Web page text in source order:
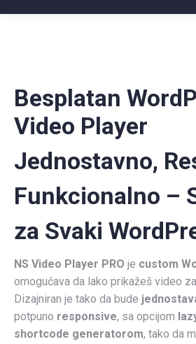
Besplatan
Video Player
Jednostavno,
Funkcionalno –
za Svaki
NS Video Player PRO je custom
omogućava da lako prikažeš video
Dizajniran je tako da bude
potpuno responsive, sa opcijom
shortcode generatorom, tako da